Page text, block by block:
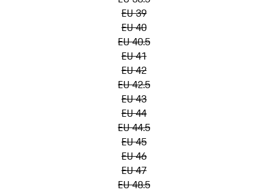
EU 39
EU 40
EU 40.5
EU 41
EU 42
EU 42.5
EU 43
EU 44
EU 44.5
EU 45
EU 46
EU 47
EU 48.5